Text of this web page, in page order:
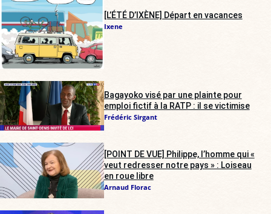
[L’ÉTÉ D’IXÈNE] Départ en vacances
Ixene
Bagayoko visé par une plainte pour
emploi fictif à la RATP : il se victimise
Frédéric Sirgant
[POINT DE VUE] Philippe, l’homme qui «
veut redresser notre pays » : Loiseau
en roue libre
Arnaud Florac